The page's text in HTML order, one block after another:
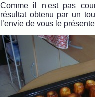
Comme il n’est pas
résultat obtenu par un
l’envie de vous le